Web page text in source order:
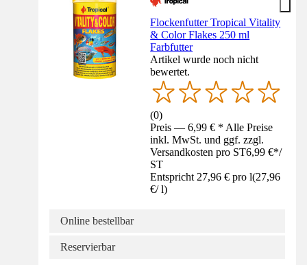
Flockenfutter Tropical Vitality
& Color Flakes 250 ml
Farbfutter
Artikel wurde noch nicht
bewertet.
(0)
Preis — 6,99 € * Alle Preise
inkl. MwSt. und ggf. zzgl.
Versandkosten pro ST6,99 €*/
ST
Entspricht 27,96 € pro l(27,96
€/ l)
Online bestellbar
Reservierbar